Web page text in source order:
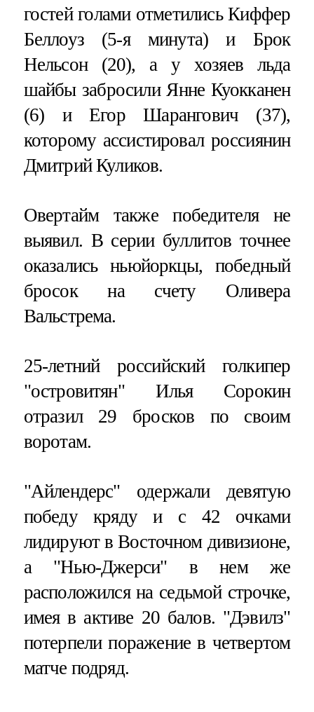
гостей голами отметились Киффер
Беллоуз (5-я минута) и Брок
Нельсон (20), а у хозяев льда
шайбы забросили Янне Куокканен
(6) и Егор Шарангович (37),
которому ассистировал россиянин
Дмитрий Куликов.
Овертайм также победителя не
выявил. В серии буллитов точнее
оказались ньюйоркцы, победный
бросок на счету Оливера
Вальстрема.
25-летний российский голкипер
"островитян" Илья Сорокин
отразил 29 бросков по своим
воротам.
"Айлендерс" одержали девятую
победу кряду и с 42 очками
лидируют в Восточном дивизионе,
а "Нью-Джерси" в нем же
расположился на седьмой строчке,
имея в активе 20 балов. "Дэвилз"
потерпели поражение в четвертом
матче подряд.